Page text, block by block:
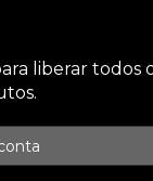
liberar todos